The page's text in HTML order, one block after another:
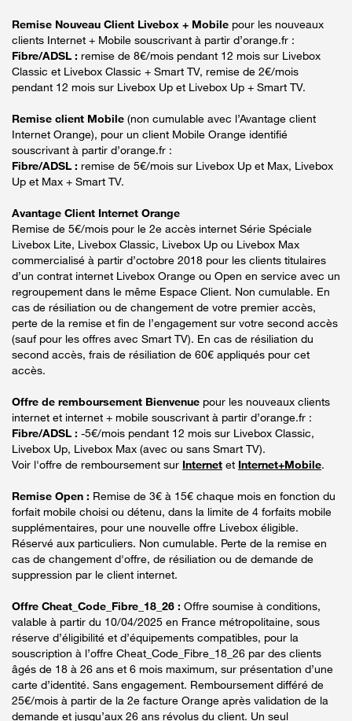
Remise Nouveau Client Livebox + Mobile pour les nouveaux
clients Internet + Mobile souscrivant à partir d’orange.fr :
Fibre/ADSL : remise de 8€/mois pendant 12 mois sur Livebox
Classic et Livebox Classic + Smart TV, remise de 2€/mois
pendant 12 mois sur Livebox Up et Livebox Up + Smart TV.
Remise client Mobile (non cumulable avec l’Avantage client
Internet Orange), pour un client Mobile Orange identifié
souscrivant à partir d’orange.fr :
Fibre/ADSL : remise de 5€/mois sur Livebox Up et Max, Livebox
Up et Max + Smart TV.
Avantage Client Internet Orange
Remise de 5€/mois pour le 2e accès internet Série Spéciale
Livebox Lite, Livebox Classic, Livebox Up ou Livebox Max
commercialisé à partir d’octobre 2018 pour les clients titulaires
d’un contrat internet Livebox Orange ou Open en service avec un
regroupement dans le même Espace Client. Non cumulable. En
cas de résiliation ou de changement de votre premier accès,
perte de la remise et fin de l’engagement sur votre second accès
(sauf pour les offres avec Smart TV). En cas de résiliation du
second accès, frais de résiliation de 60€ appliqués pour cet
accès.
Offre de remboursement Bienvenue pour les nouveaux clients
internet et internet + mobile souscrivant à partir d’orange.fr :
Fibre/ADSL : -5€/mois pendant 12 mois sur Livebox Classic,
Livebox Up, Livebox Max (avec ou sans Smart TV).
Voir l'offre de remboursement sur Internet et Internet+Mobile.
Remise Open : Remise de 3€ à 15€ chaque mois en fonction du
forfait mobile choisi ou détenu, dans la limite de 4 forfaits mobile
supplémentaires, pour une nouvelle offre Livebox éligible.
Réservé aux particuliers. Non cumulable. Perte de la remise en
cas de changement d'offre, de résiliation ou de demande de
suppression par le client internet.
Offre Cheat_Code_Fibre_18_26 : Offre soumise à conditions,
valable à partir du 10/04/2025 en France métropolitaine, sous
réserve d’éligibilité et d’équipements compatibles, pour la
souscription à l’offre Cheat_Code_Fibre_18_26 par des clients
âgés de 18 à 26 ans et 6 mois maximum, sur présentation d’une
carte d’identité. Sans engagement. Remboursement différé de
25€/mois à partir de la 2e facture Orange après validation de la
demande et jusqu’aux 26 ans révolus du client. Un seul